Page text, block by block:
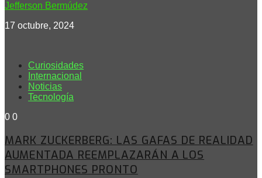
Jefferson Bermúdez
17 octubre, 2024
Curiosidades
Internacional
Noticias
Tecnología
0 0
MARK ZUCKERBERG: LAS GAFAS DE REALIDAD
AUMENTADA REEMPLAZARÁN A LOS
SMARTPHONES PRONTO